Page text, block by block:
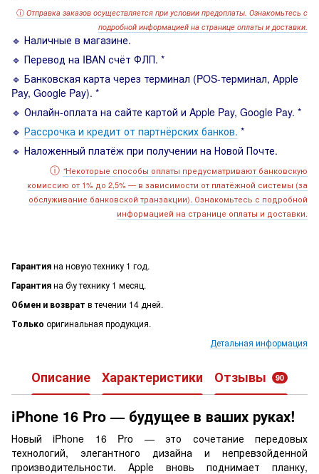
ⓘ Отправка заказов осуществляется при условии предоплаты. Ознакомьтесь с
подробной информацией на странице оплаты и доставки.
🔹 Наличные в магазине.
🔹 Перевод на IBAN счёт ФЛП. *
🔹 Банковская карта через терминал (POS-терминал, Apple
Pay, Google Pay). *
🔹 Онлайн-оплата на сайте картой и Apple Pay, Google Pay. *
🔹 Рассрочка и кредит от партнёрских банков. *
🔹 Наложенный платёж при получении на Новой Почте.
ⓘ *Некоторые способы оплаты предусматривают банковскую
комиссию от 1% до 2,5% — в зависимости от платёжной системы (за
обслуживание банковской транзакции). Ознакомьтесь с подробной
информацией на странице оплаты и доставки.
Гарантияна новую технику 1 год.
Гарантияна б\у технику 1 месяц.
Обмен и возврат в течении 14 дней.
Только оригинальная продукция.
Детальная информация
Описание Характеристики Отзывы 90
iPhone 16 Pro — будущее в ваших руках!
Новый iPhone 16 Pro — это сочетание передовых
технологий, элегантного дизайна и непревзойденной
производительности. Apple вновь поднимает планку,